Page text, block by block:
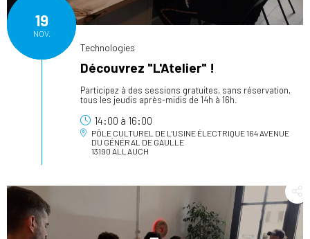
19
NOV.
Technologies
Découvrez "L'Atelier" !
Participez à des sessions gratuites, sans réservation,
tous les jeudis après-midis de 14h à 16h.
14:00 à 16:00
PÔLE CULTUREL DE L'USINE ÉLECTRIQUE164 AVENUE
DU GÉNÉRAL DE GAULLE
13190 ALLAUCH